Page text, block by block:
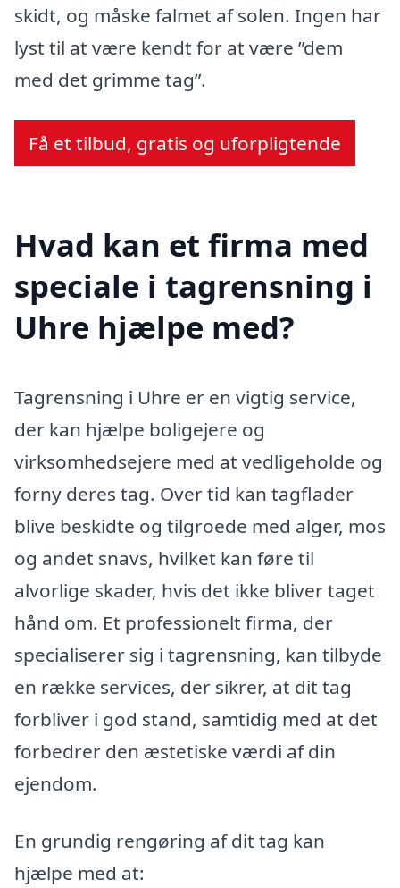
skidt, og måske falmet af solen. Ingen har
lyst til at være kendt for at være ”dem
med det grimme tag”.
Få et tilbud, gratis og uforpligtende
Hvad kan et firma med
speciale i tagrensning i
Uhre hjælpe med?
Tagrensning i Uhre er en vigtig service,
der kan hjælpe boligejere og
virksomhedsejere med at vedligeholde og
forny deres tag. Over tid kan tagflader
blive beskidte og tilgroede med alger, mos
og andet snavs, hvilket kan føre til
alvorlige skader, hvis det ikke bliver taget
hånd om. Et professionelt firma, der
specialiserer sig i tagrensning, kan tilbyde
en række services, der sikrer, at dit tag
forbliver i god stand, samtidig med at det
forbedrer den æstetiske værdi af din
ejendom.
En grundig rengøring af dit tag kan
hjælpe med at: